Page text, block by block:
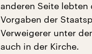
anderen Seite lebten
Vorgaben der
Verweigerer unter
auch in der Kirche.